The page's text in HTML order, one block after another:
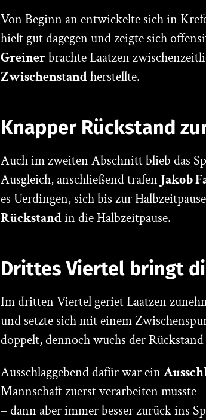
Von Beginn an entwickelte sich in
hielt gut dagegen und zeigte sich
Greinerbrachte Laatzen
Zwischenstandherstellte.
Knapper Rückstand
Auch im zweiten Abschnitt blieb das
Ausgleich, anschließend trafen Jakob
es Uerdingen, sich bis zur
Rückstandin die Halbzeitpause.
Drittes Viertel bringt
Im dritten Viertel geriet Laatzen
und setzte sich mit einem
doppelt, dennoch wuchs der
Ausschlaggebend dafür war ein
Mannschaft zuerst verarbeiten musste
– dann aber immer besser zurück ins